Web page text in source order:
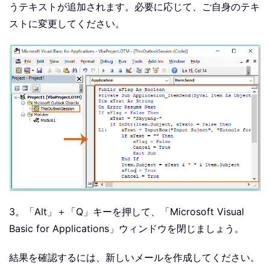
うテキストが追加されます。必要に応じて、ご自身のテキ
ストに変更してください。
3。「Alt」＋「Q」キーを押して、「Microsoft Visual
Basic for Applications」ウィンドウを閉じましょう。
結果を確認するには、新しいメールを作成してください。